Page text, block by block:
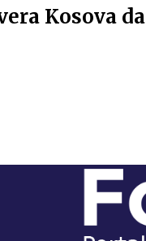
Kosova da